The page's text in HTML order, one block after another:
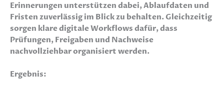
Erinnerungen unterstützen dabei, Ablaufdaten und
Fristen zuverlässig im Blick zu behalten. Gleichzeitig
sorgen klare digitale Workflows dafür, dass
Prüfungen, Freigaben und Nachweise
nachvollziehbar organisiert werden.
Ergebnis: